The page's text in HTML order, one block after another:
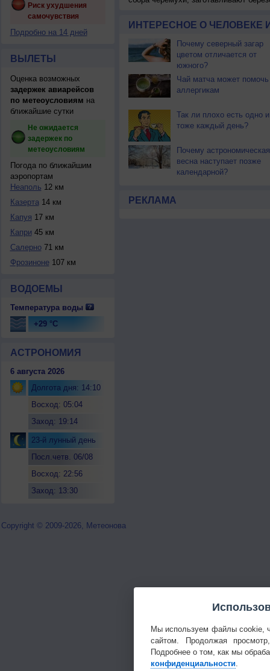
Риск ухудшения
самочувствия
Подробно на 14 дней
ВЫЛЕТЫ
Оценка возможных
задержек авиарейсов
по метеоусловиям на
ближайшие сутки
Не ожидается
задержек по
метеоусловиям
Погода по ближайшим
аэропортам
Неаполь 12 км
Казерта14 км
Капуя 17 км
Капри 45 км
Салерно71 км
Фрозиноне107 км
ВОДОЕМЫ
Температура воды
+29 °C
АСТРОНОМИЯ
6 августа 2026
Долгота дня: 14:10
Восход: 05:04
Заход: 19:14
23-й лунный день
Посл.четв. 06/08
Восход: 22:56
Заход: 13:30
ИНТЕРЕСНОЕ О ЧЕЛОВЕКЕ
Почему северный загар
цветом отличается от
южного?
Чай матча может помочь
аллергикам
Так ли плохо есть одно и
тоже каждый день?
Почему астрономическая
весна наступает позже
календарной?
РЕКЛАМА
Copyright © 2009-2026, Метеонова
Мы используем файлы cookie,
сайтом. Продолжая
Подробнее о том, как мы
конфиденциальности.